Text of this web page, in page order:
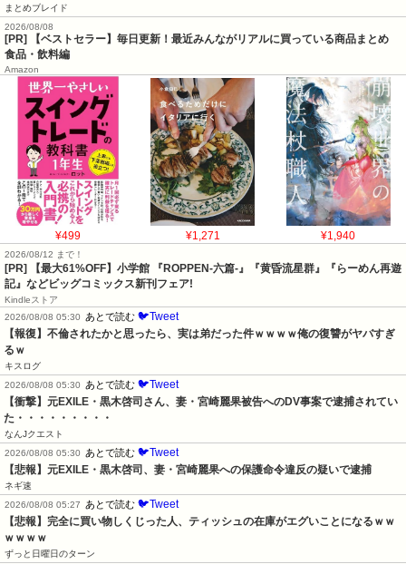
まとめブレイド
2026/08/08
[PR] 【ベストセラー】毎日更新！最近みんながリアルに買っている商品まとめ
食品・飲料編
Amazon
¥499 ¥1,271 ¥1,940
2026/08/12 まで！
[PR] 【最大61%OFF】小学館 『ROPPEN-六篇-』『黄昏流星群』『らーめん再遊
記』などビッグコミックス新刊フェア!
Kindleストア
2026/08/08 05:30
あとで読む 🐦Tweet
【報復】不倫されたかと思ったら、実は弟だった件ｗｗｗｗ俺の復讐がヤバすぎ
るｗ
キスログ
2026/08/08 05:30
あとで読む 🐦Tweet
【衝撃】元EXILE・黒木啓司さん、妻・宮崎麗果被告へのDV事案で逮捕されてい
た・・・・・・・・・
なんJクエスト
2026/08/08 05:30
あとで読む 🐦Tweet
【悲報】元EXILE・黒木啓司、妻・宮崎麗果への保護命令違反の疑いで逮捕
ネギ速
2026/08/08 05:27
あとで読む 🐦Tweet
【悲報】完全に買い物しくじった人、ティッシュの在庫がエグいことになるｗｗ
ｗｗｗｗ
ずっと日曜日のターン